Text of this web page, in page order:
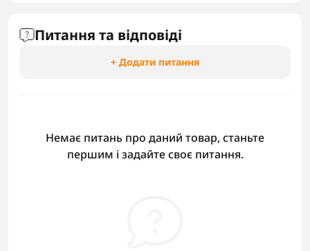
Питання та відповіді
+ Додати питання
Немає питань про даний товар, станьте
першим і задайте своє питання.